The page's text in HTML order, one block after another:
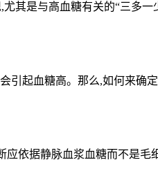
其是与高血糖有关的“三多
引起血糖高。那么,如何来确
依据静脉血浆血糖而不是